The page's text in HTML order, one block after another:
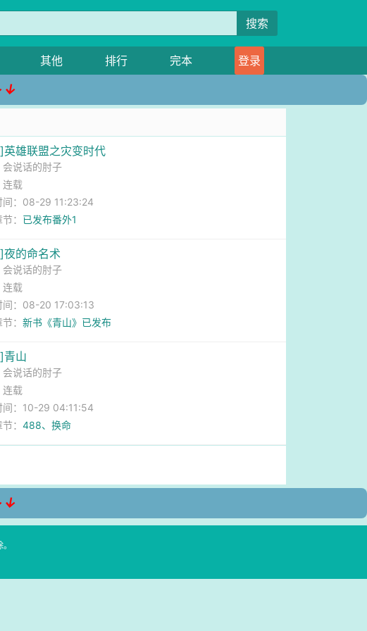
搜索
其他 排行 完本 登录
英雄联盟之灾变时代
会说话的肘子
连载
间：08-29 11:23:24
： 已发布番外1
夜的命名术
会说话的肘子
连载
间：08-20 17:03:13
： 新书《青山》已发布
青山
会说话的肘子
连载
间：10-29 04:11:54
： 488、换命